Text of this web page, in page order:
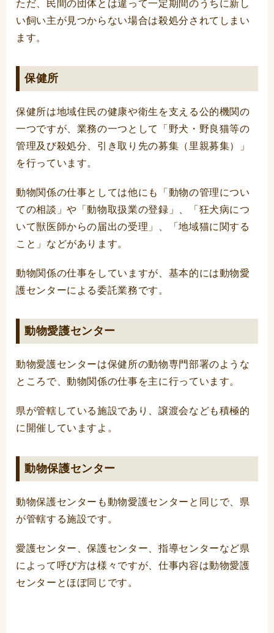
ただ、民間の団体とは違って一定期間のうちに新し
い飼い主が見つからない場合は殺処分されてしまい
ます。
保健所
保健所は地域住民の健康や衛生を支える公的機関の
一つですが、業務の一つとして「野犬・野良猫等の
管理及び殺処分、引き取り先の募集（里親募集）」
を行っています。
動物関係の仕事としては他にも「動物の管理につい
ての相談」や「動物取扱業の登録」、「狂犬病につ
いて獣医師からの届出の受理」、「地域猫に関する
こと」などがあります。
動物関係の仕事をしていますが、基本的には動物愛
護センターによる委託業務です。
動物愛護センター
動物愛護センターは保健所の動物専門部署のような
ところで、動物関係の仕事を主に行っています。
県が管轄している施設であり、譲渡会なども積極的
に開催していますよ。
動物保護センター
動物保護センターも動物愛護センターと同じで、県
が管轄する施設です。
愛護センター、保護センター、指導センターなど県
によって呼び方は様々ですが、仕事内容は動物愛護
センターとほぼ同じです。